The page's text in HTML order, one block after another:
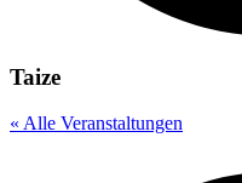
Taize
« Alle Veranstaltungen